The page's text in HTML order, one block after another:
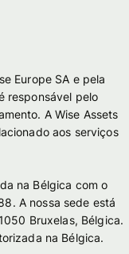
Europe SA e pela
responsável pelo
A Wise Assets
aos serviços
na Bélgica com o
A nossa sede está
Bruxelas, Bélgica.
na Bélgica.